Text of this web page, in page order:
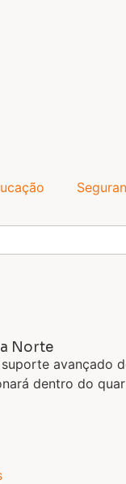
Norte
avançado
dentro do